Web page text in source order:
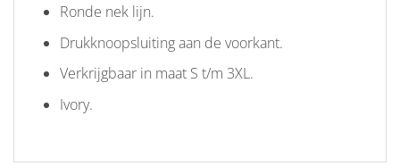
Ronde nek lijn.
Drukknoopsluiting aan de voorkant.
Verkrijgbaar in maat S t/m 3XL.
Ivory.